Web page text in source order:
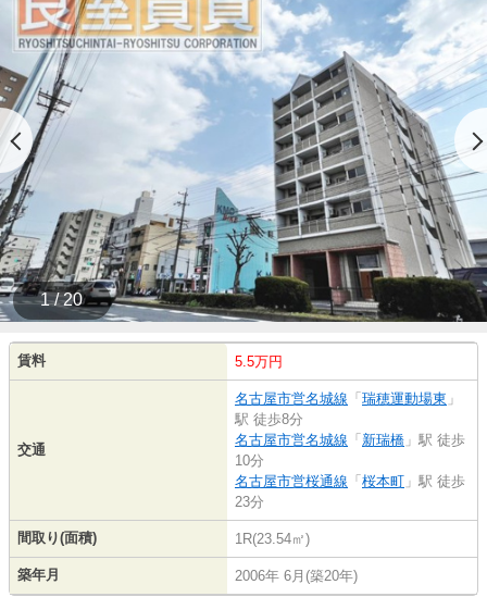
1 / 20
賃料 5.5万円
交通
名古屋市営名城線 「 瑞穂運動場東 」
駅 徒歩8分
名古屋市営名城線 「 新瑞橋 」駅 徒歩
10分
名古屋市営桜通線 「 桜本町 」駅 徒歩
23分
間取り(面積) 1R(23.54㎡)
築年月 2006年 6月(築20年)